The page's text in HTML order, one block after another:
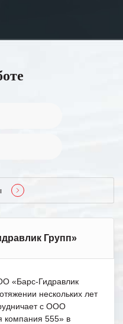
Групп»
«Барс-Гидравлик
нескольких лет
с ООО
компания 555» в